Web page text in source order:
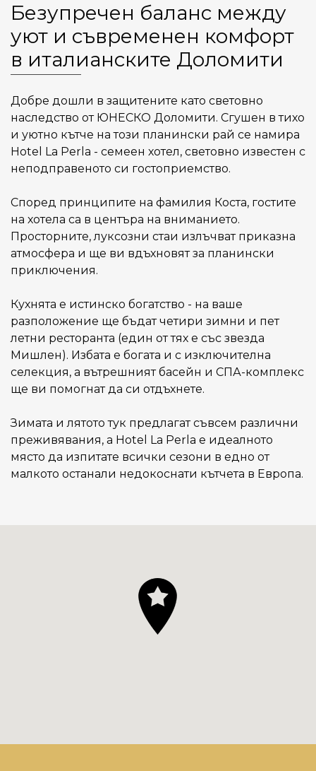
Безупречен баланс между
уют и съвременен комфорт
в италианските Доломити
Добре дошли в защитените като световно
наследство от ЮНЕСКО Доломити. Сгушен в тихо
и уютно кътче на този планински рай се намира
Hotel La Perla - семеен хотел, световно известен с
неподправеното си гостоприемство.
Според принципите на фамилия Коста, гостите
на хотела са в центъра на вниманието.
Просторните, луксозни стаи излъчват приказна
атмосфера и ще ви вдъхновят за планински
приключения.
Кухнята е истинско богатство - на ваше
разположение ще бъдат четири зимни и пет
летни ресторанта (един от тях е със звезда
Мишлен). Избата е богата и с изключителна
селекция, а вътрешният басейн и СПА-комплекс
ще ви помогнат да си отдъхнете.
Зимата и лятото тук предлагат съвсем различни
преживявания, а Hotel La Perla е идеалното
място да изпитате всички сезони в едно от
малкото останали недокоснати кътчета в Европа.